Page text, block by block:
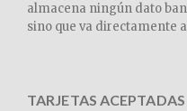
almacena ningún dato
sino que va directamente
TARJETAS ACEPTADAS